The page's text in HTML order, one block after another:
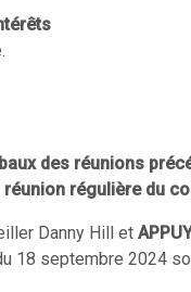
des réunions
réunion régulière du
Danny Hill et
18 septembre 2024